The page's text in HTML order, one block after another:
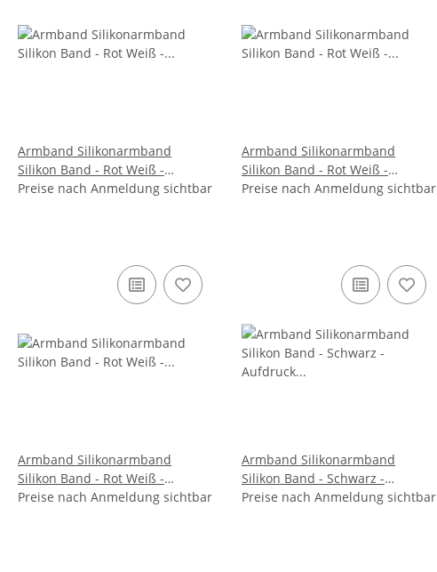
Armband Silikonarmband
Silikon Band - Rot Weiß -
Aufdruck - Deutschland
Preise nach Anmeldung sichtbar
Armband Silikonarmband
Silikon Band - Rot Weiß -
Aufdruck - I Love Deutschland
Preise nach Anmeldung sichtbar
Armband Silikonarmband
Silikon Band - Rot Weiß -
Aufdruck - Jesus Love Me
Preise nach Anmeldung sichtbar
Armband Silikonarmband
Silikon Band - Schwarz -
Aufdruck - I Love God and he
Preise nach Anmeldung sichtbar